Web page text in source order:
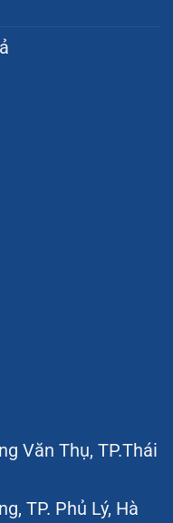
Văn Thụ, TP.Thái
TP. Phủ Lý, Hà